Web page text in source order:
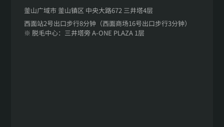
釜山广域市 釜山镇区 中央大路672 三井塔4层
西面站2号出口步行8分钟（西面商场16号出口步行3分钟）
※ 脱毛中心：三井塔旁 A-ONE PLAZA 1层